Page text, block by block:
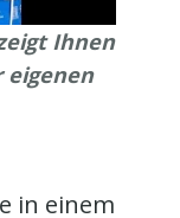
Ihnen
eigenen
in einem